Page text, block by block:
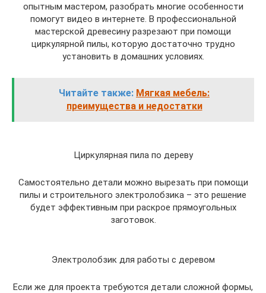
опытным мастером, разобрать многие особенности
помогут видео в интернете. В профессиональной
мастерской древесину разрезают при помощи
циркулярной пилы, которую достаточно трудно
установить в домашних условиях.
Читайте также: Мягкая мебель:
преимущества и недостатки
Циркулярная пила по дереву
Самостоятельно детали можно вырезать при помощи
пилы и строительного электролобзика – это решение
будет эффективным при раскрое прямоугольных
заготовок.
Электролобзик для работы с деревом
Если же для проекта требуются детали сложной формы,